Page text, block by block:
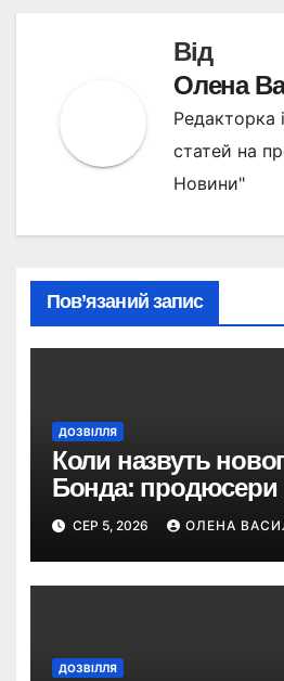
Від
Олена
Редакторка
статей на
Новини"
Пов’язаний запис
ДОЗВІЛЛЯ
Коли назвуть
Бонда: продюсери
про терміни
СЕР 5, 2026 ОЛЕНА
ДОЗВІЛЛЯ